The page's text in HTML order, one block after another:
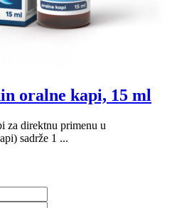
oralne kapi, 15 ml
za direktnu primenu u
sadrže 1 ...